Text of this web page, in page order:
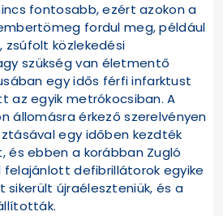
fontosabb, ezért azokon a
fordul meg, például
közlekedési
szükség van életmentő
egy idős férfi infarktust
az egyik metrókocsiban. A
állomásra érkező szerelvényen
egy időben kezdték
és ebben a korábban Zugló
defibrillátorok egyike
újraéleszteniük, és a